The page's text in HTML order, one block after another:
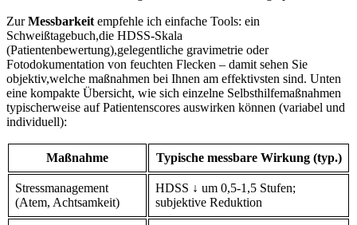
ZurMessbarkeit empfehle ich‍ einfache Tools: ein
Schweißtagebuch,die ⁣HDSS‑Skala
(Patientenbewertung),gelegentliche gravimetrie oder
Fotodokumentation⁢ von feuchten Flecken – damit sehen Sie‌
objektiv,welche maßnahmen ⁤bei Ihnen am effektivsten sind.⁤ Unten
eine kompakte Übersicht, wie sich einzelne Selbsthilfemaßnahmen
typischerweise ‍auf Patientenscores auswirken können (variabel und
individuell):
Maßnahme Typische ‌messbare Wirkung (typ.)
Stressmanagement
(Atem, Achtsamkeit)
HDSS ↓ um 0,5-1,5 Stufen;⁤
subjektive Reduktion